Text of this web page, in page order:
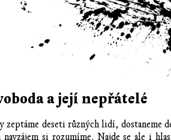
a její nepřátelé
deseti různých lidí, dostaneme
si rozumíme. Najde se ale i